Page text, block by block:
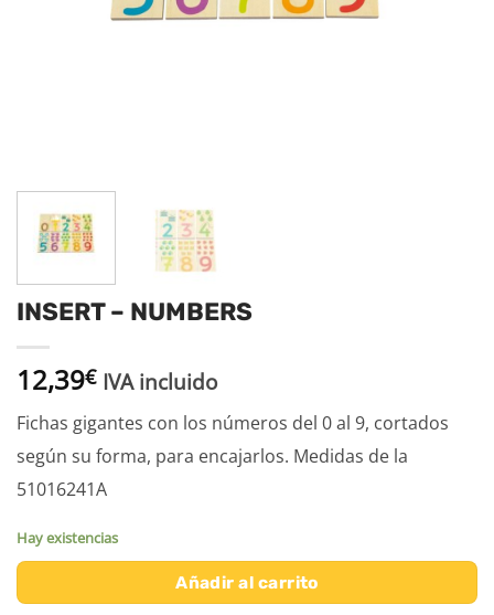
INSERT – NUMBERS
12,39€ IVA incluido
Fichas gigantes con los números del 0 al 9, cortados
según su forma, para encajarlos. Medidas de la
51016241A
Hay existencias
Añadir al carrito